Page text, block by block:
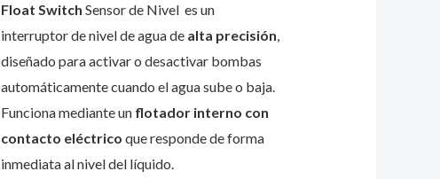
Float Switch Sensor de Nivel es un
interruptor de nivel de agua de alta precisión,
diseñado para activar o desactivar bombas
automáticamente cuando el agua sube o baja.
Funciona mediante un flotador interno con
contacto eléctrico que responde de forma
inmediata al nivel del líquido.
cantidad